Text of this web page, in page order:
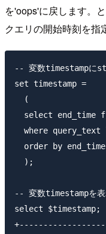
を'oops'に戻します。
クエリの開始時刻を指
-- 変数timestampに
set timestamp =
  (
select end_time
where query_text
order by
  );
-- 変数timestampを
select $timestamp;